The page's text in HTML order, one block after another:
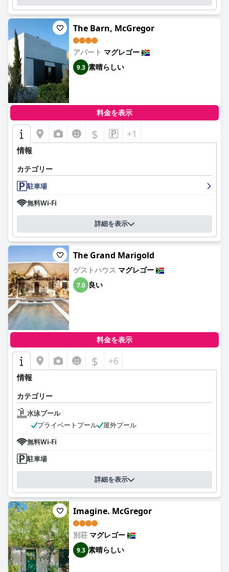
The Barn, McGregor
アパート マグレゴー
9.3 素晴らしい
料金を表示
$ +1
情報
カテゴリー
駐車場
無料Wi-Fi
詳細を表示
The Grand Marigold
ゲストハウス マグレゴー
7.0 良い
料金を表示
$ +6
情報
カテゴリー
水泳プール
プライベートプール
屋外プール
無料Wi-Fi
駐車場
詳細を表示
Imagine. McGregor
別荘 マグレゴー
9.3 素晴らしい